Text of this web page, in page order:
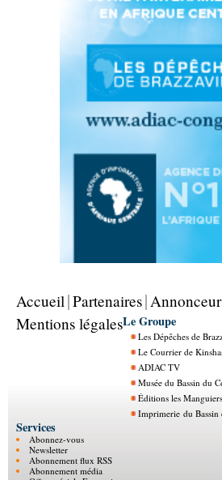
Accueil Partenaires
Mentions légalesLe Groupe
Les Dépêches de
Le Courrier de
ADIAC TV
Musée du Bassin du
Éditions les Manguiers
Imprimerie du Bassin
Services
Abonnez-vous
Newsletter
Abonnement flux RSS
Abonnement média